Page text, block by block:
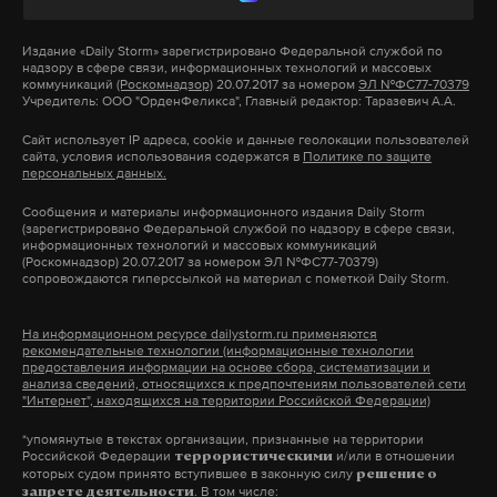
Вооруженные силы Украины регулярно
регионы России, в том числе наносят удары с
беспилотников. В последние дни противник
усилил атаки. Так, в Белгороде и Белгородском
районе на момент написания материала третий
раз за день сработала ПВО. Военные сбили пять
Минобороны. В Белгороде пострадали четыре
человека, трое из них находятся в тяжелом
состоянии. Повреждены производственное
автомобиля и один автобус. В Белгородском
районе повреждены четыре машины и кровля в
А еще мы есть вTelegram,Дзен иVK.
Дзен
Издание «Daily Storm» зарегистрировано Федеральной службой по
надзору в сфере связи, информационных технологий и массовых
коммуникаций (Роскомнадзор) 20.07.2017 за номером ЭЛ №ФС77-70379
Учредитель: ООО "ОрденФеликса", Главный редактор: Таразевич А.А.
Сайт использует IP адреса, cookie и данные геолокации пользователей
сайта, условия использования содержатся в Политике по защите
персональных данных.
Сообщения и материалы информационного издания Daily Storm
(зарегистрировано Федеральной службой по надзору в сфере связи,
информационных технологий и массовых коммуникаций
(Роскомнадзор) 20.07.2017 за номером ЭЛ №ФС77-70379)
сопровождаются гиперссылкой на материал с пометкой Daily Storm.
На информационном ресурсе dailystorm.ru применяются
рекомендательные технологии (информационные технологии
предоставления информации на основе сбора, систематизации и
анализа сведений, относящихся к предпочтениям пользователей сети
"Интернет", находящихся на территории Российской Федерации)
*упомянутые в текстах организации, признанные на территории
Российской Федерации террористическими и/или в отношении
которых судом принято вступившее в законную силу решение о
запрете деятельности. В том числе: